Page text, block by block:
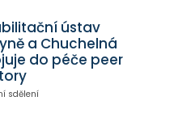
ústav
a Chuchelná
do péče peer
sdělení